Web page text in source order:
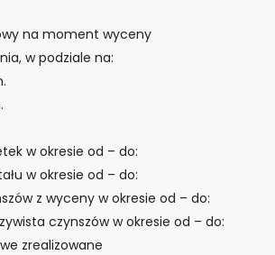
na moment wyceny
w podziale na:
w okresie od – do:
w okresie od – do:
z wyceny w okresie od – do:
czynszów w okresie od – do:
zrealizowane